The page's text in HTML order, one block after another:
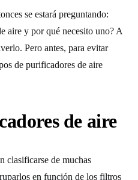
se estará preguntando:
aire y por qué necesito uno? A
Pero antes, para evitar
de purificadores de aire
de aire
clasificarse de muchas
en función de los filtros